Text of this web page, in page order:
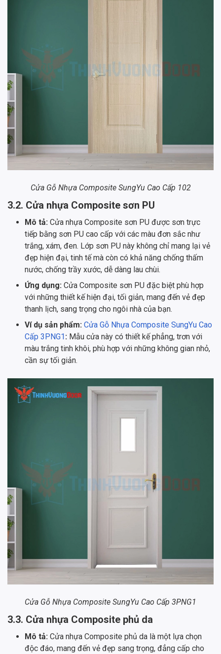
Cửa Gỗ Nhựa Composite SungYu Cao Cấp 102
3.2. Cửa nhựa Composite sơn PU
Mô tả: Cửa nhựa Composite sơn PU được sơn trực
tiếp bằng sơn PU cao cấp với các màu đơn sắc như
trắng, xám, đen. Lớp sơn PU này không chỉ mang lại vẻ
đẹp hiện đại, tinh tế mà còn có khả năng chống thấm
nước, chống trầy xước, dễ dàng lau chùi.
Ứng dụng: Cửa Composite sơn PU đặc biệt phù hợp
với những thiết kế hiện đại, tối giản, mang đến vẻ đẹp
thanh lịch, sang trọng cho ngôi nhà của bạn.
Ví dụ sản phẩm: Cửa Gỗ Nhựa Composite SungYu Cao
Cấp 3PNG1: Mẫu cửa này có thiết kế phẳng, trơn với
màu trắng tinh khôi, phù hợp với những không gian nhỏ,
cần sự tối giản.
Cửa Gỗ Nhựa Composite SungYu Cao Cấp 3PNG1
3.3. Cửa nhựa Composite phủ da
Mô tả: Cửa nhựa Composite phủ da là một lựa chọn
độc đáo, mang đến vẻ đẹp sang trọng, đẳng cấp cho